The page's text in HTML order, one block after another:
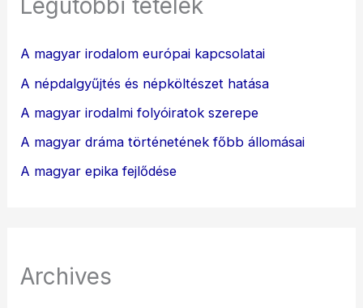
A magyar irodalom európai kapcsolatai
A népdalgyűjtés és népköltészet hatása
A magyar irodalmi folyóiratok szerepe
A magyar dráma történetének főbb állomásai
A magyar epika fejlődése
Archives